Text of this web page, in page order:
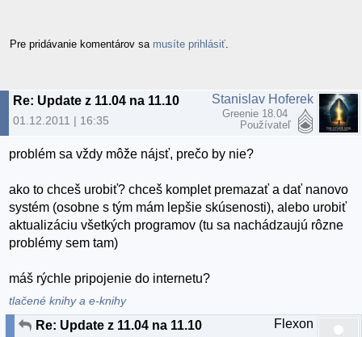
Pre pridávanie komentárov sa musíte prihlásiť
Re: Update z 11.04 na 11.10
01.12.2011 | 16:35
Stanislav Hoferek
Greenie 18.04
Používateľ
problém sa vždy môže nájsť, prečo by nie?
ako to chceš urobiť? chceš komplet premazať a dať nanovo
systém (osobne s tým mám lepšie skúsenosti), alebo urobiť
aktualizáciu všetkých programov (tu sa nachádzaujú rôzne
problémy sem tam)
máš rýchle pripojenie do internetu?
tlačené knihy a e-knihy
Re: Update z 11.04 na 11.10 Flexon